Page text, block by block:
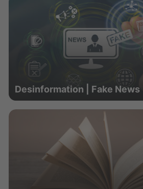
Desinformation | Fake News